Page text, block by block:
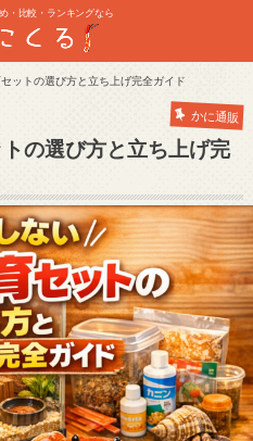
・比較・ランキングなら
ットの選び方と立ち上げ完全ガイド
かに通販
の選び方と立ち上げ完